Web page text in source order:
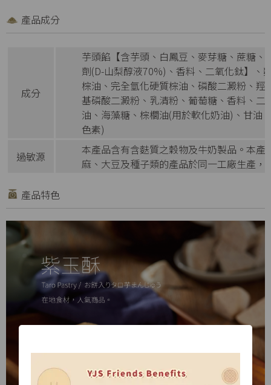
產品成分
成分
芋頭餡【含芋頭、白鳳豆、麥芽糖、蔗糖
劑(D-山梨醇液70%)、香料、二氧化鈦】、
棕油、完全氫化硬質棕油、磷酸二澱粉、
基磷酸二澱粉、乳清粉、葡萄糖、香料、
油、海藻糖、棕櫚油(用於軟化奶油)、甘油
色素)
過敏源
本產品含有含麩質之穀物及牛奶製品。本
麻、大豆及種子類的產品於同一工廠生產，
產品特色